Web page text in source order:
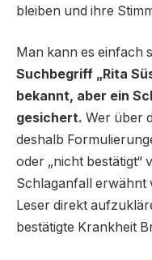
bleiben und ihre
Man kann es einfach
Suchbegriff „Rita
bekannt, aber ein
gesichert. Wer über
deshalb
oder „nicht bestätigt“
Schlaganfall erwähnt
Leser direkt
bestätigte Krankheit